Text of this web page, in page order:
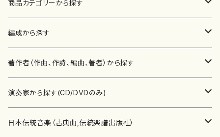
商品カテゴリーから探す
楽譜
書籍
書籍
テキストブック
CD・DVD
チケット
編成から探す
邦楽器
箏・琴（ソロ）
箏・琴（合奏）
合唱
混声合唱
歌・声
著作者（作曲、作詩、編曲、著者）から探す
あ行
青木省三(アオキ ショウゾウ)
か行
演奏家から探す(CD/DVDのみ)
邦楽（箏、三味線、尺八等）演奏家
日本伝統音楽（古典曲,伝統楽譜出版社）